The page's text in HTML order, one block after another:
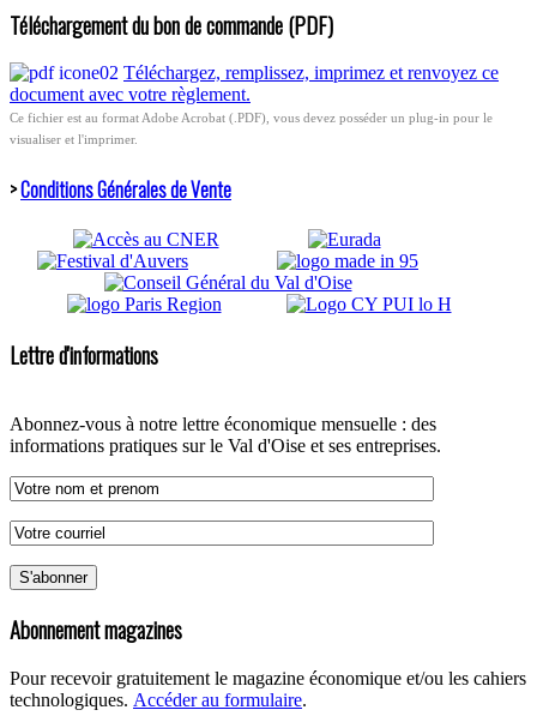
Téléchargement du bon de commande (PDF)
Téléchargez, remplissez, imprimez et renvoyez ce
document avec votre règlement.
Ce fichier est au format Adobe Acrobat (.PDF), vous devez posséder un plug-in pour le
visualiser et l'imprimer.
>Conditions Générales de Vente
Lettre d'informations
Abonnez-vous à notre lettre économique mensuelle : des
informations pratiques sur le Val d'Oise et ses entreprises.
Abonnement magazines
Pour recevoir gratuitement le magazine économique et/ou les cahiers
technologiques. Accéder au formulaire.